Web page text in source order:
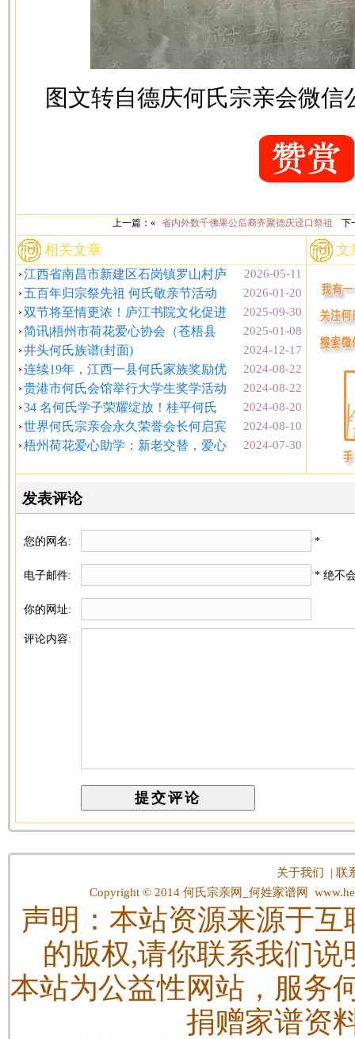
图文转自德庆何氏宗亲会微信
上一篇：« 省内外数千佛果公后裔齐聚德庆迳口祭祖 下
相关文章
2026-05-11
江西省南昌市新建区石岗镇罗山村庐
2026-01-20
五百年归宗祭先祖 何氏敬亲节活动
2025-09-30
双节将至情更浓！庐江书院文化促进
2025-01-08
简讯|梧州市荷花爱心协会（苍梧县
2024-12-17
井头何氏族谱(封面)
2024-08-22
连续19年，江西一县何氏家族奖励优
2024-08-22
贵港市何氏会馆举行大学生奖学活动
2024-08-20
34 名何氏学子荣耀绽放！桂平何氏
2024-08-10
世界何氏宗亲会永久荣誉会长何启宾
2024-07-30
梧州荷花爱心助学：新老交替，爱心
文
发表评论
您的网名: *
电子邮件: * 绝不
你的网址:
评论内容:
关于我们 |联
Copyright © 2014 何氏宗亲网_何姓家谱网
声明：本站资源来源于
的版权,请你联系我们
本站为公益性网站，服务
捐赠家谱资